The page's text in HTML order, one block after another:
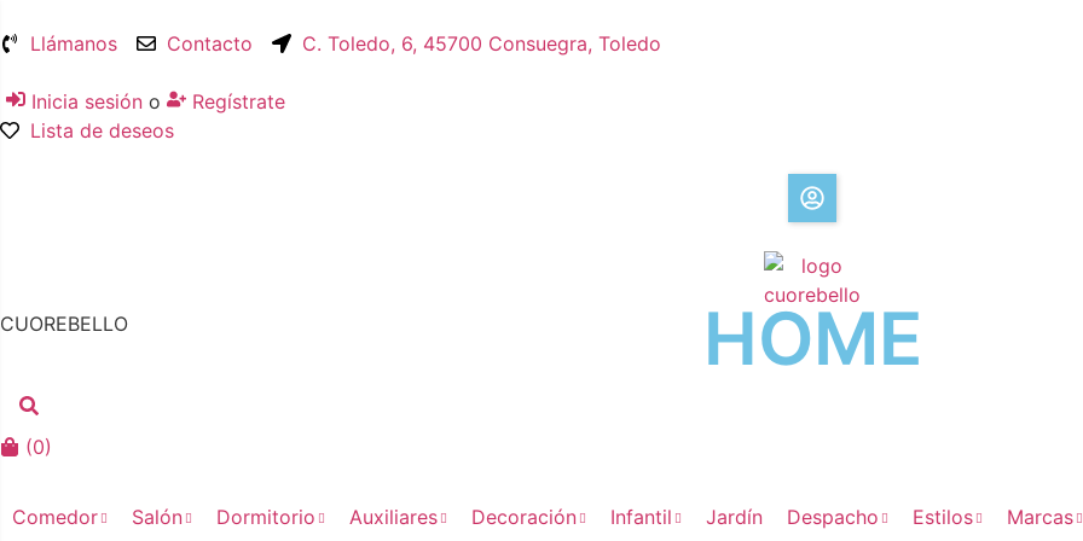
Llámanos Contacto C. Toledo, 6, 45700 Consuegra, Toledo
Inicia sesión o
Regístrate
Lista de deseos
HOME
CUOREBELLO
(0)
Comedor Salón Dormitorio Auxiliares Decoración Infantil Jardín Despacho Estilos Marcas